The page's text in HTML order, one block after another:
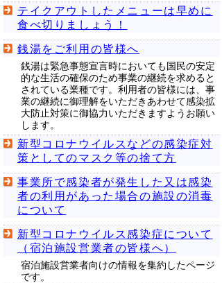
テイクアウトしたメニューは早めに
食べ切りましょう！
銭湯をご利用の皆様へ
銭湯は緊急事態宣言時においても国民の安定
的な生活の確保のため事業の継続を求めると
されている業種です。利用者の皆様には、事
業の継続に御理解をいただきあわせて感染拡
大防止対策に御協力いただきますようお願い
します。
新型コロナウイルスなどの感染症対
策としてのマスク等の捨て方
事業所で感染者が発生した又は感染
者の利用があった場合の施設の消毒
について
新型コロナウイルス感染症について
（宿泊施設営業者の皆様へ）
宿泊施設営業者向けの情報を集約したページ
です。